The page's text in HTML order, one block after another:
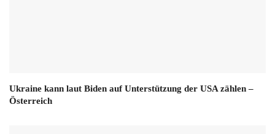
Ukraine kann laut Biden auf Unterstützung der USA zählen –
Österreich